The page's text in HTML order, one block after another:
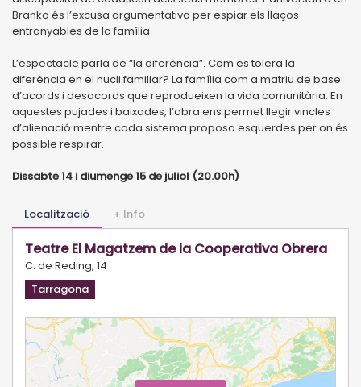
Branko és l’excusa argumentativa per espiar els llaços
entranyables de la família.
L’espectacle parla de “la diferència”. Com es tolera la
diferència en el nucli familiar? La família com a matriu de base
d’acords i desacords que reprodueixen la vida comunitària. En
aquestes pujades i baixades, l’obra ens permet llegir vincles
d’alienació mentre cada sistema proposa esquerdes per on és
possible respirar.
Dissabte 14 i diumenge 15 de juliol (20.00h)
Localització + Info
Teatre El Magatzem de la Cooperativa Obrera
C. de Reding, 14
Tarragona